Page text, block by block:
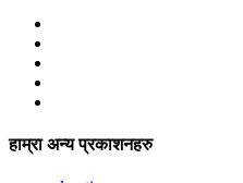
हाम्रा अन्य प्रकाशनहरु